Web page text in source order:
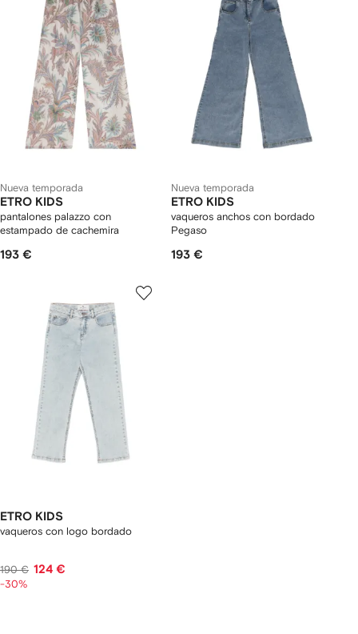
Nueva temporada
ETRO KIDS
pantalones palazzo con
estampado de cachemira
193 €
Nueva temporada
ETRO KIDS
vaqueros anchos con bordado
Pegaso
193 €
ETRO KIDS
vaqueros con logo bordado
190 € 124 €
-30%